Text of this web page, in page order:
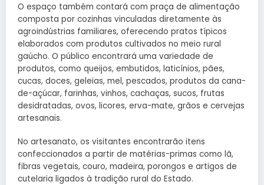
O espaço também contará com praça de alimentação
composta por cozinhas vinculadas diretamente às
agroindústrias familiares, oferecendo pratos típicos
elaborados com produtos cultivados no meio rural
gaúcho. O público encontrará uma variedade de
produtos, como queijos, embutidos, laticínios, pães,
cucas, doces, geleias, mel, pescados, produtos da cana-
de-açúcar, farinhas, vinhos, cachaças, sucos, frutas
desidratadas, ovos, licores, erva-mate, grãos e cervejas
artesanais.
No artesanato, os visitantes encontrarão itens
confeccionados a partir de matérias-primas como lã,
fibras vegetais, couro, madeira, porongos e artigos de
cutelaria ligados à tradição rural do Estado.